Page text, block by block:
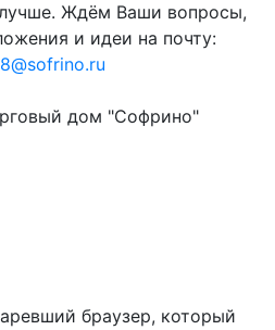
Ждём Ваши вопросы,
и идеи на почту:
дом "Софрино"
браузер, который